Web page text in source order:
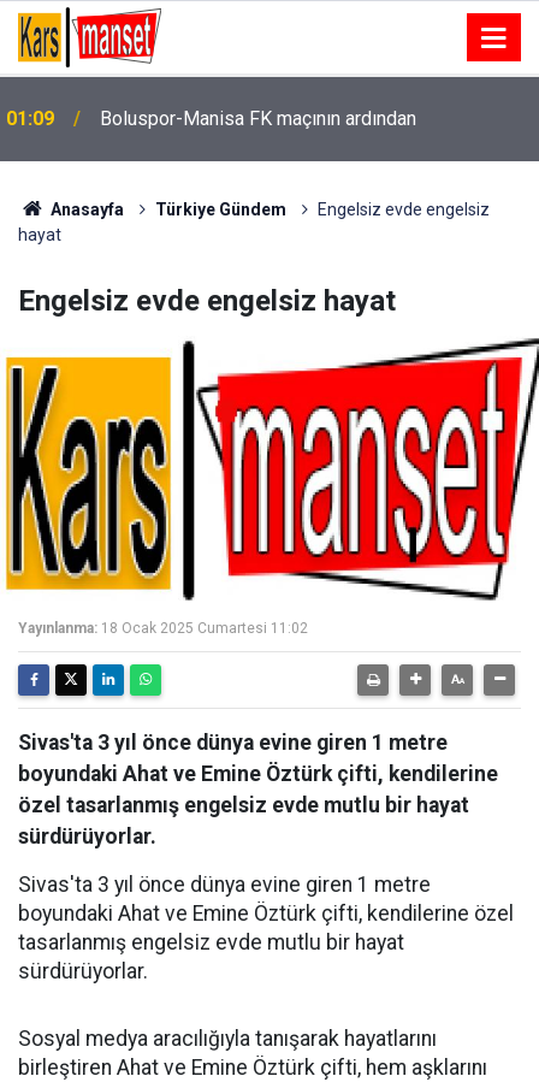
01:09 Boluspor-Manisa FK maçının ardından
01:08 Kayserispor, 7 yabancı transferi açıkladı
Anasayfa Türkiye Gündem
Engelsiz evde engelsiz
hayat
Engelsiz evde engelsiz hayat
Yayınlanma: 18 Ocak 2025 Cumartesi 11:02
Sivas'ta 3 yıl önce dünya evine giren 1 metre
boyundaki Ahat ve Emine Öztürk çifti, kendilerine
özel tasarlanmış engelsiz evde mutlu bir hayat
sürdürüyorlar.
Sivas'ta 3 yıl önce dünya evine giren 1 metre
boyundaki Ahat ve Emine Öztürk çifti, kendilerine özel
tasarlanmış engelsiz evde mutlu bir hayat
sürdürüyorlar.
Sosyal medya aracılığıyla tanışarak hayatlarını
birleştiren Ahat ve Emine Öztürk çifti, hem aşklarını